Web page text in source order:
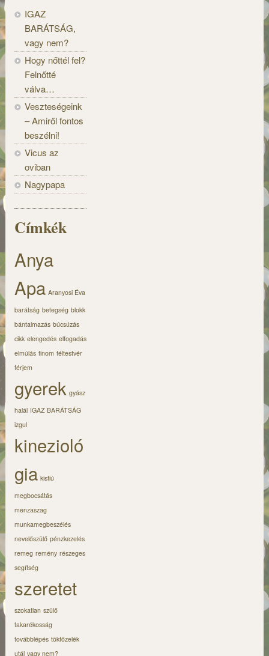
IGAZ
BARÁTSÁG,
vagy nem?
Hogy nőttél fel?
Felnőtté
válva…
Veszteségeink
– Amiről fontos
beszélni!
Vicus az
oviban
Nagypapa
Címkék
Anya
Apa Aranyosi Éva
barátság betegség blokk
bántalmazás búcsúzás
cikk elengedés elfogadás
elmúlás finom féltestvér
férjem
gyerek gyász
halál IGAZ BARÁTSÁG
izgul
kinezioló
gia kisfiú
megbocsátás
menzaszag
munkamegbeszélés
nevelőszülő pénzkezelés
remeg remény részeges
segítség
szeretet
szokatlan szülő
takarékosság
továbblépés tökfőzelék
utál vagy nem?